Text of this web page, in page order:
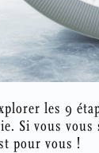
les 9
Si vous
pour vous !